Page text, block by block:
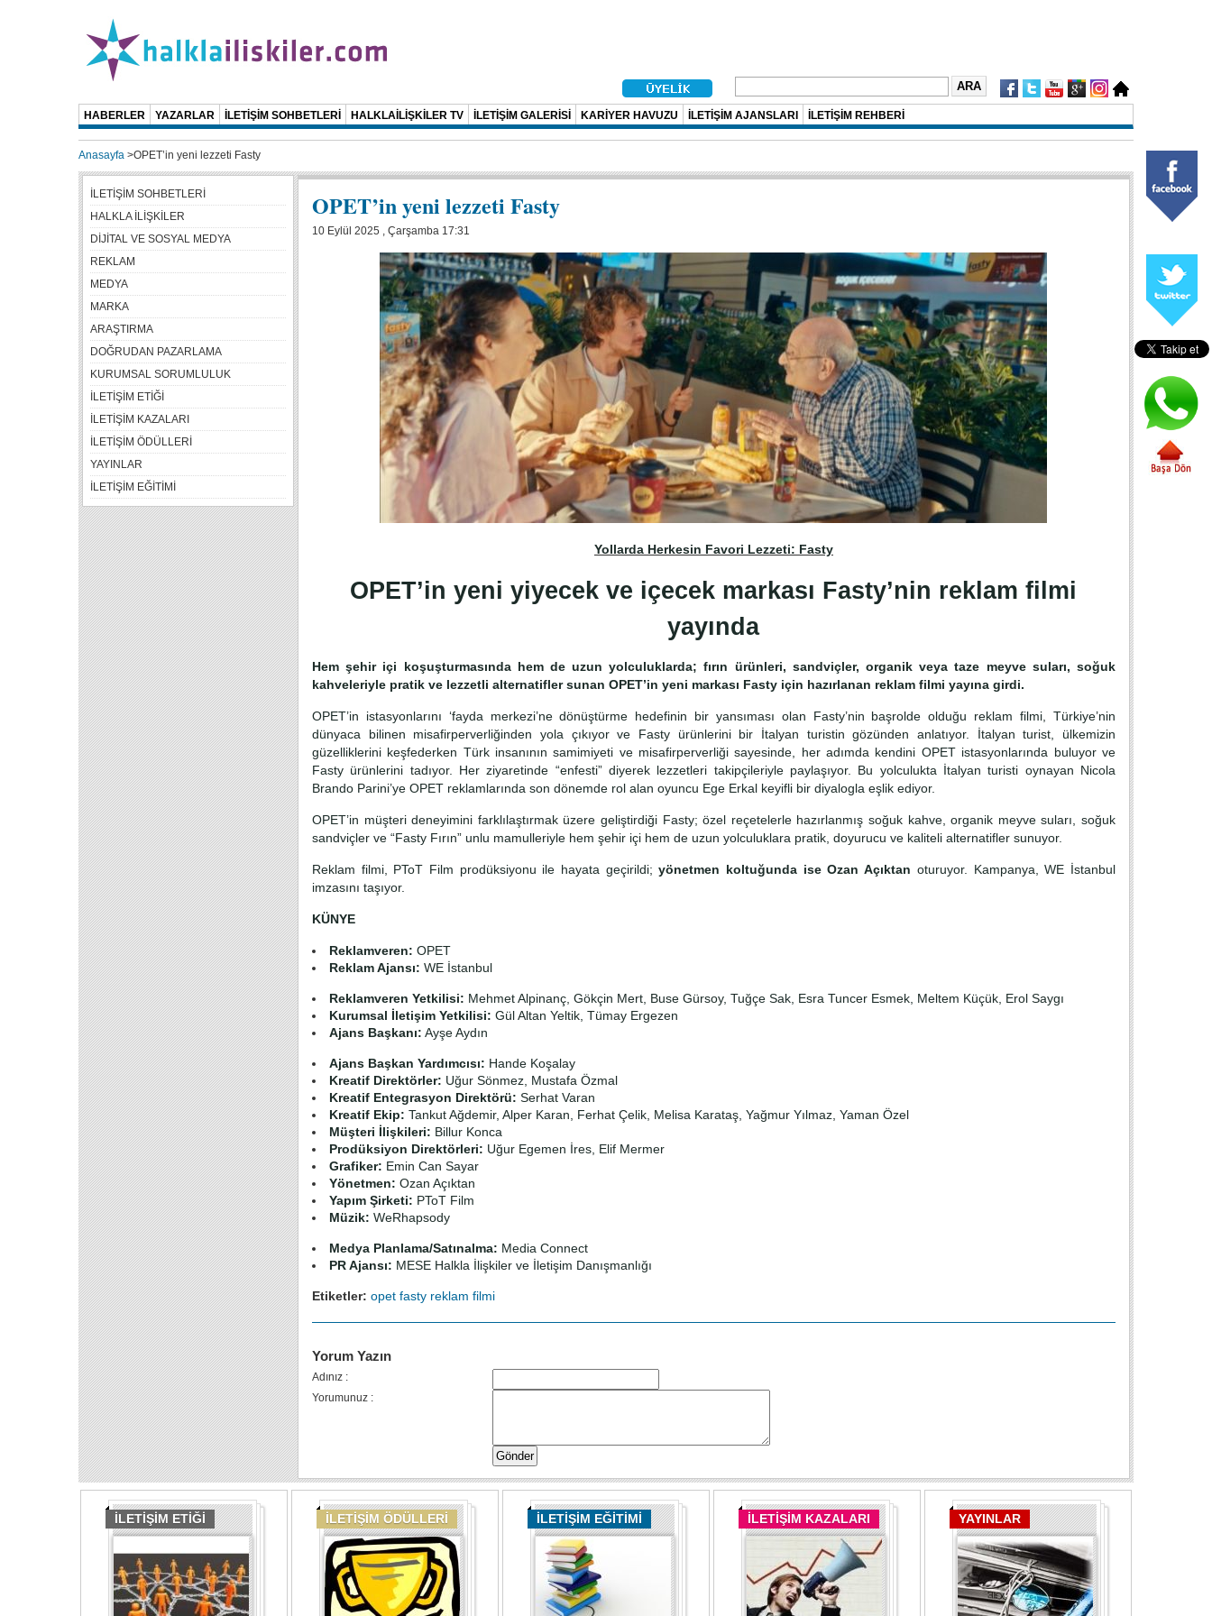
HABERLER YAZARLAR İLETİŞİM SOHBETLERİ HALKLAİLİŞKİLER TV İLETİŞİM GALERİSİ KARİYER HAVUZU İLETİŞİM AJANSLARI İLETİŞİM REHBERİ
Anasayfa >OPET’in yeni lezzeti Fasty
OPET’in yeni lezzeti Fasty
10 Eylül 2025 , Çarşamba 17:31
Yollarda Herkesin Favori Lezzeti: Fasty
OPET’in yeni yiyecek ve içecek markası Fasty’nin reklam filmi
yayında
Hem şehir içi koşuşturmasında hem de uzun yolculuklarda; fırın ürünleri, sandviçler, organik veya taze meyve suları, soğuk
kahveleriyle pratik ve lezzetli alternatifler sunan OPET’in yeni markası Fasty için hazırlanan reklam filmi yayına girdi.
OPET’in istasyonlarını ‘fayda merkezi’ne dönüştürme hedefinin bir yansıması olan Fasty’nin başrolde olduğu reklam filmi, Türkiye’nin
dünyaca bilinen misafirperverliğinden yola çıkıyor ve Fasty ürünlerini bir İtalyan turistin gözünden anlatıyor. İtalyan turist, ülkemizin
güzelliklerini keşfederken Türk insanının samimiyeti ve misafirperverliği sayesinde, her adımda kendini OPET istasyonlarında buluyor ve
Fasty ürünlerini tadıyor. Her ziyaretinde “enfesti” diyerek lezzetleri takipçileriyle paylaşıyor. Bu yolculukta İtalyan turisti oynayan Nicola
Brando Parini’ye OPET reklamlarında son dönemde rol alan oyuncu Ege Erkal keyifli bir diyalogla eşlik ediyor.
OPET’in müşteri deneyimini farklılaştırmak üzere geliştirdiği Fasty; özel reçetelerle hazırlanmış soğuk kahve, organik meyve suları, soğuk
sandviçler ve “Fasty Fırın” unlu mamulleriyle hem şehir içi hem de uzun yolculuklara pratik, doyurucu ve kaliteli alternatifler sunuyor.
Reklam filmi, PToT Film prodüksiyonu ile hayata geçirildi;yönetmen koltuğunda ise Ozan Açıktan oturuyor. Kampanya, WE İstanbul
imzasını taşıyor.
KÜNYE
Reklamveren: OPET
Reklam Ajansı: WE İstanbul
Reklamveren Yetkilisi: Mehmet Alpinanç, Gökçin Mert, Buse Gürsoy, Tuğçe Sak, Esra Tuncer Esmek, Meltem Küçük, Erol Saygı
Kurumsal İletişim Yetkilisi: Gül Altan Yeltik, Tümay Ergezen
Ajans Başkanı: Ayşe Aydın
Ajans Başkan Yardımcısı: Hande Koşalay
Kreatif Direktörler: Uğur Sönmez, Mustafa Özmal
Kreatif Entegrasyon Direktörü: Serhat Varan
Kreatif Ekip: Tankut Ağdemir, Alper Karan, Ferhat Çelik, Melisa Karataş, Yağmur Yılmaz, Yaman Özel
Müşteri İlişkileri: Billur Konca
Prodüksiyon Direktörleri: Uğur Egemen İres, Elif Mermer
Grafiker: Emin Can Sayar
Yönetmen: Ozan Açıktan
Yapım Şirketi: PToT Film
Müzik: WeRhapsody
Medya Planlama/Satınalma: Media Connect
PR Ajansı: MESE Halkla İlişkiler ve İletişim Danışmanlığı
Etiketler: opet fasty reklam filmi
Yorum Yazın
Adınız :
Yorumunuz :
İLETİŞİM SOHBETLERİ
HALKLA İLİŞKİLER
DİJİTAL VE SOSYAL MEDYA
REKLAM
MEDYA
MARKA
ARAŞTIRMA
DOĞRUDAN PAZARLAMA
KURUMSAL SORUMLULUK
İLETİŞİM ETİĞİ
İLETİŞİM KAZALARI
İLETİŞİM ÖDÜLLERİ
YAYINLAR
İLETİŞİM EĞİTİMİ
İLETİŞİM ETİĞİ İLETİŞİM ÖDÜLLERİ İLETİŞİM EĞİTİMİ İLETİŞİM KAZALARI YAYINLAR